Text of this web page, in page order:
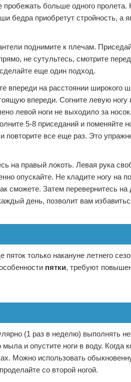
больше одного пролета.
приобретут стройность, а
поднимите к плечам.
не сутультесь, смотрите
еще один подход.
впереди на расстоянии широкого
впереди. Согните левую ногу
левой ноги не выходило за
5-8 приседаний и поменяйте
повторите все еще раз. Это
на правый локоть. Левая рука
опускайте. Не кладите ногу на
сможете. Затем перевернитесь на
день, позволит вам
только накануне летнего
пятки, требуют
(1 раз в неделю) выполнять
и опустите ноги в воду. Когда
Можно использовать
со второй ногой.